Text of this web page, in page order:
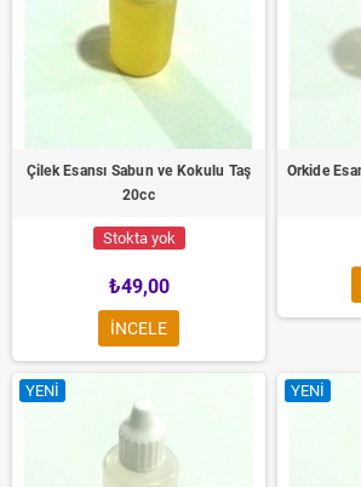
Çilek Esansı Sabun ve Kokulu Taş
20cc
Stokta yok
₺49,00
INCELE
Orkide
YENI YENI